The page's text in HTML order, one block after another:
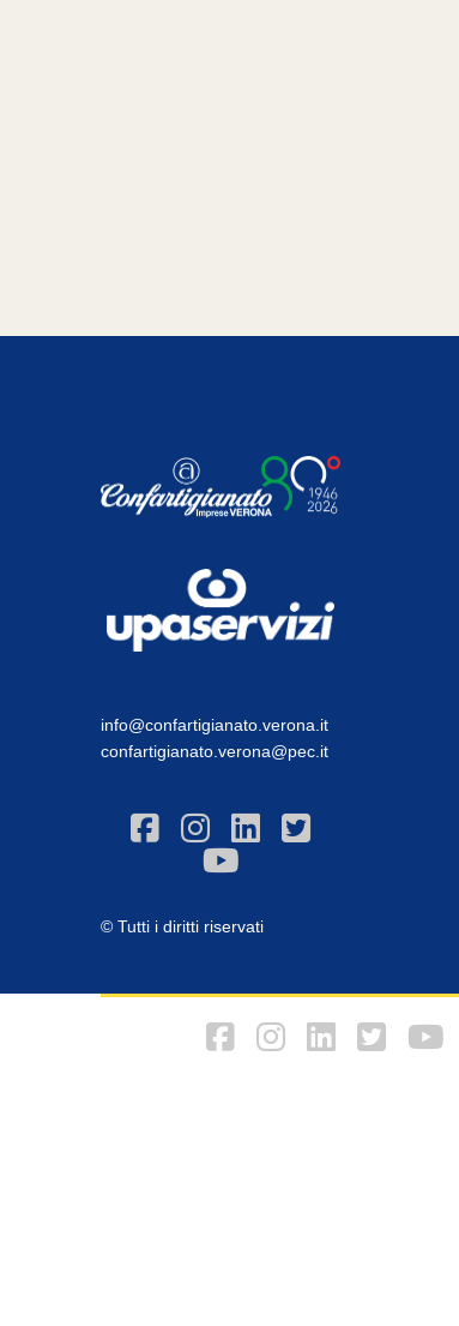
info@confartigianato.verona.it
confartigianato.verona@pec.it
© Tutti i diritti riservati